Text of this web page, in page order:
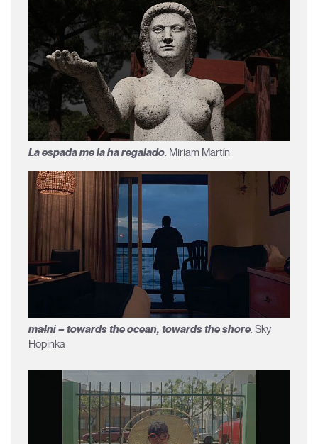
La espada me la ha regalado. Miriam Martín
maɬni – towards the ocean, towards the shore. Sky
Hopinka